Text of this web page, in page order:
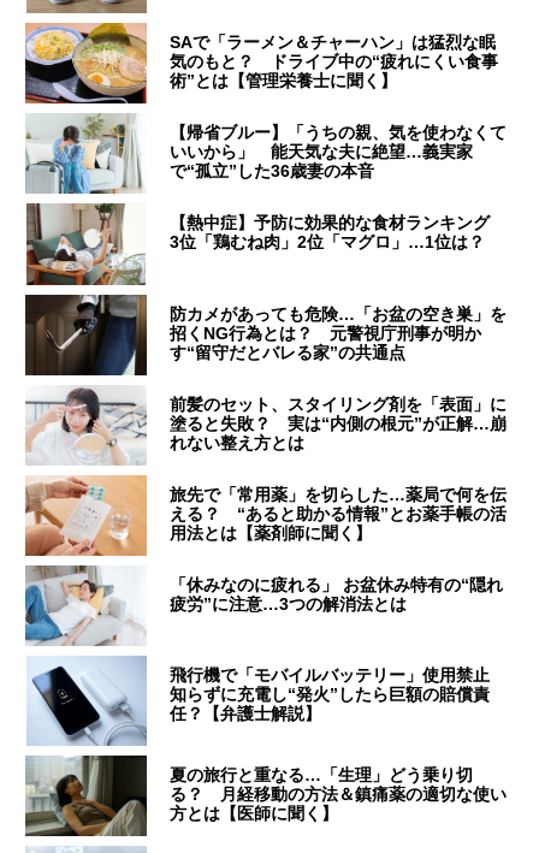
SAで「ラーメン＆チャーハン」は猛烈な眠
気のもと？ ドライブ中の“疲れにくい食事
術”とは【管理栄養士に聞く】
【帰省ブルー】「うちの親、気を使わなくて
いいから」 能天気な夫に絶望…義実家
で“孤立”した36歳妻の本音
【熱中症】予防に効果的な食材ランキング
3位「鶏むね肉」2位「マグロ」…1位は？
防カメがあっても危険…「お盆の空き巣」を
招くNG行為とは？ 元警視庁刑事が明か
す“留守だとバレる家”の共通点
前髪のセット、スタイリング剤を「表面」に
塗ると失敗？ 実は“内側の根元”が正解…崩
れない整え方とは
旅先で「常用薬」を切らした…薬局で何を伝
える？ “あると助かる情報”とお薬手帳の活
用法とは【薬剤師に聞く】
「休みなのに疲れる」 お盆休み特有の“隠れ
疲労”に注意…3つの解消法とは
飛行機で「モバイルバッテリー」使用禁止
知らずに充電し“発火”したら巨額の賠償責
任？【弁護士解説】
夏の旅行と重なる…「生理」どう乗り切
る？ 月経移動の方法＆鎮痛薬の適切な使い
方とは【医師に聞く】